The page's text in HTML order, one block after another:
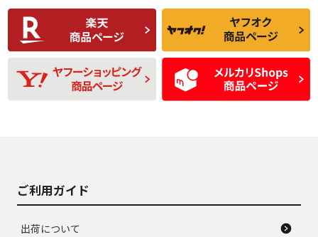
C
比較的きれいな中古
品
C
られるが、使用に問
題のない中古品
D
使用感や目立つ傷が
あり、一般的な中古
品
D
残り溝も少なく、偏
磨耗がみられ、短期
間使用できるくらい
の中古品
ご利用ガイド
出荷について